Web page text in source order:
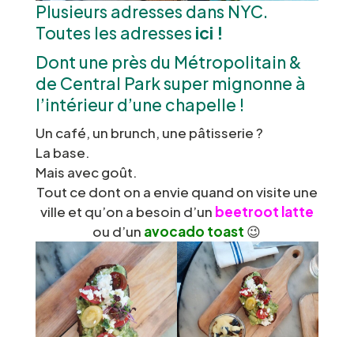
Plusieurs adresses dans NYC.
Toutes les adresses ici !
Dont une près du Métropolitain &
de Central Park super mignonne à
l’intérieur d’une chapelle !
Un café, un brunch, une pâtisserie ?
La base.
Mais avec goût.
Tout ce dont on a envie quand on visite une
ville et qu’on a besoin d’un beetroot latte
ou d’un avocado toast 😉